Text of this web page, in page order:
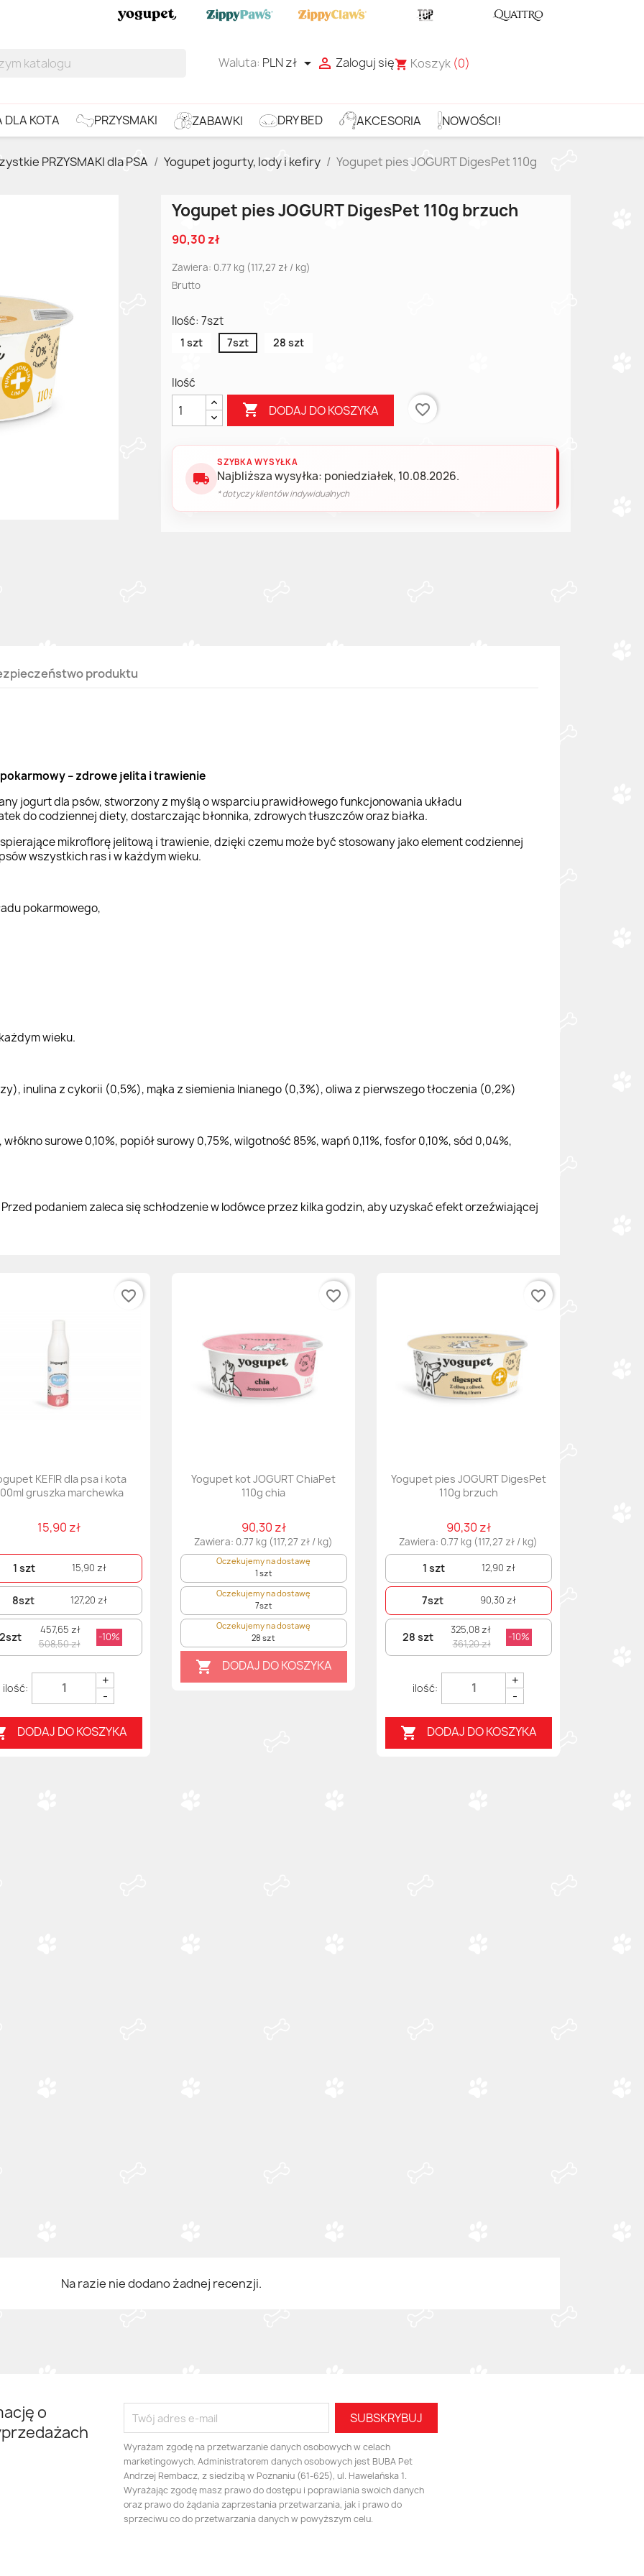
Waluta: PLN zł   Zaloguj sięshopping_cart Koszyk (0)
DLA KOTA PRZYSMAKI ZABAWKI DRY BED AKCESORIA NOWOŚCI!
PRZYSMAKI dla PSA Yogupet jogurty, lody i kefiry
Yogupet pies JOGURT DigesPet 110g
Yogupet pies JOGURT DigesPet 110g brzuch
90,30 zł
Zawiera: 0.77 kg (117,27 zł / kg)
Brutto
Ilość: 7szt
1 szt 7szt 28 szt
Ilość
 DODAJ DO KOSZYKA favorite_border
local_shipping
SZYBKA WYSYŁKA
Najbliższa wysyłka: poniedziałek, 10.08.2026.
* dotyczy klientów indywidualnych
produktu
– zdrowe jelita i trawienie
jogurt dla psów, stworzony z myślą o wsparciu prawidłowego funkcjonowania układu
do codziennej diety, dostarczając błonnika, zdrowych tłuszczów oraz białka.
mikroflorę jelitową i trawienie, dzięki czemu może być stosowany jako element codziennej
wszystkich ras i w każdym wieku.
pokarmowego,
wieku.
inulina z cykorii (0,5%), mąka z siemienia lnianego (0,3%), oliwa z pierwszego tłoczenia (0,2%)
surowe 0,10%, popiół surowy 0,75%, wilgotność 85%, wapń 0,11%, fosfor 0,10%, sód 0,04%,
podaniem zaleca się schłodzenie w lodówce przez kilka godzin, aby uzyskać efekt orzeźwiającej
KEFIR dla psa i kota
gruszka marchewka
15,90 zł
1 szt 15,90 zł
8szt 127,20 zł
457,65 zł
508,50 zł
-10%
+
-
DODAJ DO KOSZYKA
favorite_border
Yogupet kot JOGURT ChiaPet
110g chia
90,30 zł
Zawiera: 0.77 kg (117,27 zł / kg)
Oczekujemy na dostawę
1 szt
Oczekujemy na dostawę
7szt
Oczekujemy na dostawę
28 szt
 DODAJ DO KOSZYKA
favorite_border
Yogupet pies JOGURT DigesPet
110g brzuch
90,30 zł
Zawiera: 0.77 kg (117,27 zł / kg)
1 szt 12,90 zł
7szt 90,30 zł
28 szt
325,08 zł
361,20 zł
-10%
+
-
 DODAJ DO KOSZYKA
favorite_border
Na razie nie dodano żadnej recenzji.
o
Wyrażam zgodę na przetwarzanie danych osobowych w celach
marketingowych. Administratorem danych osobowych jest BUBA Pet
Andrzej Rembacz, z siedzibą w Poznaniu (61-625), ul. Hawelańska 1.
Wyrażając zgodę masz prawo do dostępu i poprawiania swoich danych
oraz prawo do żądania zaprzestania przetwarzania, jak i prawo do
sprzeciwu co do przetwarzania danych w powyższym celu.